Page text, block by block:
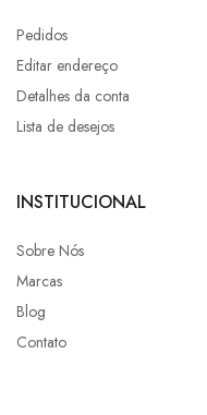
Pedidos
Editar endereço
Detalhes da conta
Lista de desejos
INSTITUCIONAL
Sobre Nós
Marcas
Blog
Contato